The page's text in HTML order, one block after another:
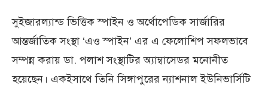
সুইজারল্যান্ড ভিত্তিক স্পাইন ও অর্থোপেডিক সার্জারির
আন্তর্জাতিক সংস্থা ‘এও স্পাইন’ এর এ ফেলোশিপ সফলভাবে
সম্পন্ন করায় ডা. পলাশ সংস্থাটির অ্যাম্বাসেডর মনোনীত
হয়েছেন। একইসাথে তিনি সিঙ্গাপুরের ন্যাশনাল ইউনিভার্সিটি